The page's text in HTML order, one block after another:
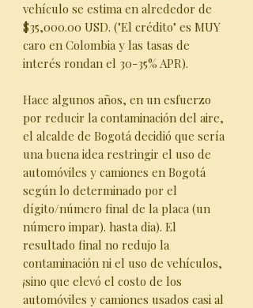
vehículo se estima en alrededor de
$35,000.00 USD. ("El crédito" es MUY
caro en Colombia y las tasas de
interés rondan el 30-35% APR).
Hace algunos años, en un esfuerzo
por reducir la contaminación del aire,
el alcalde de Bogotá decidió que sería
una buena idea restringir el uso de
automóviles y camiones en Bogotá
según lo determinado por el
dígito/número final de la placa (un
número impar). hasta dia). El
resultado final no redujo la
contaminación ni el uso de vehículos,
¡sino que elevó el costo de los
automóviles y camiones usados casi al